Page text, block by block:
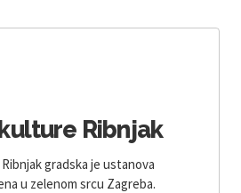
Ribnjak
gradska je ustanova
u zelenom srcu Zagreba.